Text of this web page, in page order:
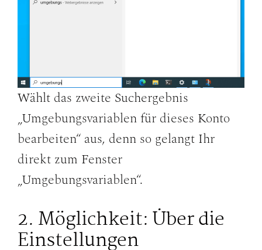
Wählt das zweite Suchergebnis
„Umgebungsvariablen für dieses Konto
bearbeiten“ aus, denn so gelangt Ihr
direkt zum Fenster
„Umgebungsvariablen“.
2. Möglichkeit: Über die
Einstellungen